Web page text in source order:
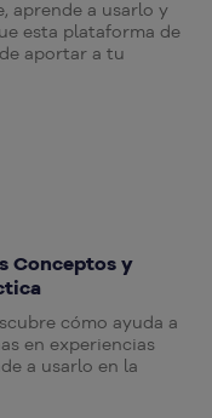
aprende a usarlo y
esta plataforma de
aportar a tu
Conceptos y
cómo ayuda a
en experiencias
a usarlo en la